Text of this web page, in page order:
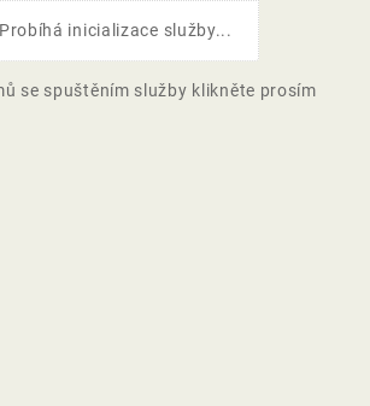
Probíhá inicializace služby...
se spuštěním služby klikněte prosím